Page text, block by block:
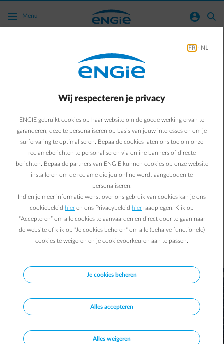
Ga naar de hoofdinhoud
Menu normal-account-circle search
Sustainability
Zal uw bedrijf binnenkort
verplicht worden
zonnepanelen te
plaatsen?
MWh per jaar? Dan verplicht de Vlaamse regering u om
voor 1 juli 2025 zonnepanelen te plaatsen. Hoe zit dat nu
exact? Een antwoord op al uw vragen.
FR - NL
Wij respecteren je privacy
ENGIE gebruikt cookies op haar website om de goede werking ervan te
garanderen, deze te personaliseren op basis van jouw interesses en om je
surfervaring te optimaliseren. Bepaalde cookies laten ons toe om onze
reclameberichten te personaliseren via online banners of directe
berichten. Bepaalde partners van ENGIE kunnen cookies op onze website
installeren om de reclame die jou online wordt aangeboden te
personaliseren.
Indien je meer informatie wenst over ons gebruik van cookies kan je ons
cookiebeleid hier en ons Privacybeleid hier raadplegen. Klik op
“Accepteren” om alle cookies te aanvaarden en direct door te gaan naar
de website of klik op "Je cookies beheren" om alle (behalve functionele)
cookies te weigeren en je cookievoorkeuren aan te passen.
Je cookies beheren
Alles accepteren
Alles weigeren